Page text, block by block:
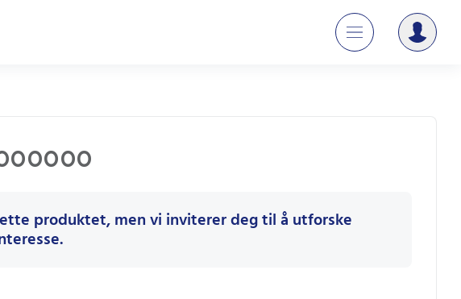
produktet, men vi inviterer deg til å utforske